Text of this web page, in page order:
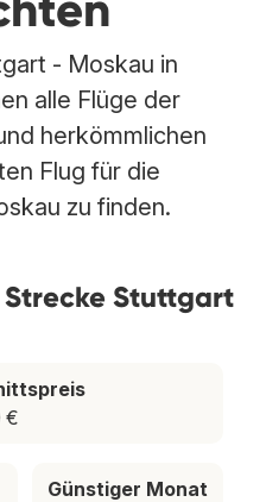
- Moskau in
alle Flüge der
herkömmlichen
Flug für die
zu finden.
Stuttgart
€
Günstiger Monat